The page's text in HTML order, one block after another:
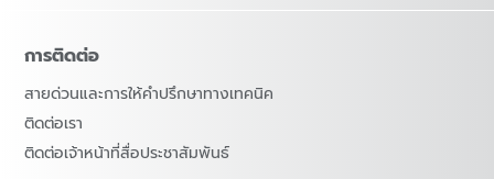
การติดต่อ
สายด่วนและการให้คำปรึกษาทางเทคนิค
ติดต่อเรา
ติดต่อเจ้าหน้าที่สื่อประชาสัมพันธ์